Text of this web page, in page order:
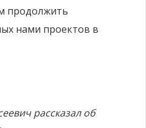
продолжить
нами проектов в
рассказал об